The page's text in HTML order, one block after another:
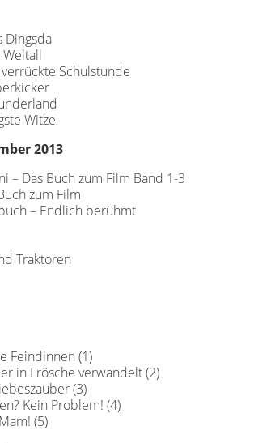
Dingsda
Weltall
Schulstunde
Witze
2013
– Das Buch zum Film Band 1-3
zum Film
– Endlich berühmt
Traktoren
Feindinnen (1)
in Frösche verwandelt (2)
(3)
Kein Problem! (4)
(5)